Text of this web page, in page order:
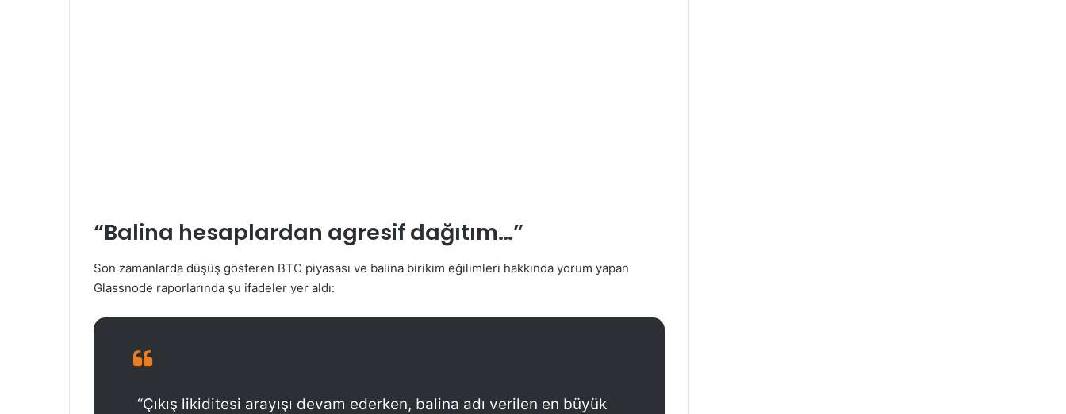
“Balina hesaplardan agresif dağıtım…”
Son zamanlarda düşüş gösteren BTC piyasası ve balina birikim eğilimleri hakkında yorum yapan
Glassnode raporlarında şu ifadeler yer aldı:
“Çıkış likiditesi arayışı devam ederken, balina adı verilen en büyük